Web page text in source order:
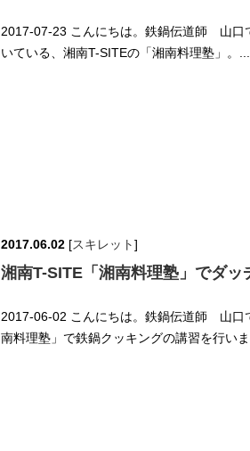
2017-07-23 こんにちは。鉄鍋伝道師 山口
いている、湘南T-SITEの「湘南料理塾」。...
2017.06.02 [スキレット]
湘南T-SITE「湘南料理塾」でダッ
2017-06-02 こんにちは。鉄鍋伝道師 山口
南料理塾」で鉄鍋クッキングの講習を行い